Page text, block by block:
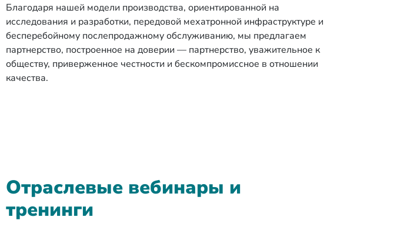
Благодаря нашей модели производства, ориентированной на
исследования и разработки, передовой мехатронной инфраструктуре и
бесперебойному послепродажному обслуживанию, мы предлагаем
партнерство, построенное на доверии — партнерство, уважительное к
обществу, приверженное честности и бескомпромиссное в отношении
качества.
Отраслевые вебинары и
тренинги